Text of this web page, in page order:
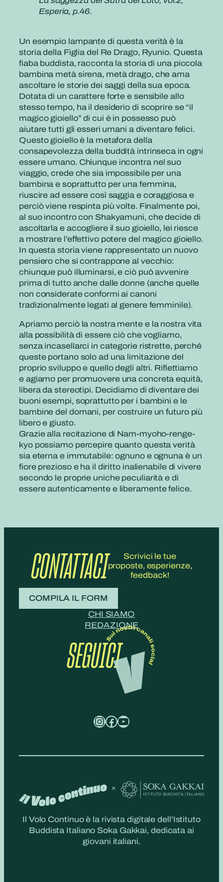
Esperia, p.46.
Un esempio lampante di questa verità è la
storia della Figlia del Re Drago, Ryunio. Questa
fiaba buddista, racconta la storia di una piccola
bambina metà sirena, metà drago, che ama
ascoltare le storie dei saggi della sua epoca.
Dotata di un carattere forte e sensibile allo
stesso tempo, ha il desiderio di scoprire se “il
magico gioiello” di cui è in possesso può
aiutare tutti gli esseri umani a diventare felici.
Questo gioiello è la metafora della
consapevolezza della buddità intrinseca in ogni
essere umano. Chiunque incontra nel suo
viaggio, crede che sia impossibile per una
bambina e soprattutto per una femmina,
riuscire ad essere così saggia e coraggiosa e
perciò viene respinta più volte. Finalmente poi,
al suo incontro con Shakyamuni, che decide di
ascoltarla e accogliere il suo gioiello, lei riesce
a mostrare l’effettivo potere del magico gioiello.
In questa storia viene rappresentato un nuovo
pensiero che si contrappone al vecchio:
chiunque può illuminarsi, e ciò può avvenire
prima di tutto anche dalle donne (anche quelle
non considerate conformi ai canoni
tradizionalmente legati al genere femminile).
Apriamo perciò la nostra mente e la nostra vita
alla possibilità di essere ciò che vogliamo,
senza incasellarci in categorie ristrette, perché
queste portano solo ad una limitazione del
proprio sviluppo e quello degli altri. Riflettiamo
e agiamo per promuovere una concreta equità,
libera da stereotipi. Decidiamo di diventare dei
buoni esempi, soprattutto per i bambini e le
bambine del domani, per costruire un futuro più
libero e giusto.
Grazie alla recitazione di Nam-myoho-renge-
kyo possiamo percepire quanto questa verità
sia eterna e immutabile: ognuno e ognuna è un
fiore prezioso e ha il diritto inalienabile di vivere
secondo le proprie uniche peculiarità e di
essere autenticamente e liberamente felice.
CONTATTACI
Scrivici le tue
proposte, esperienze,
feedback!
COMPILA IL FORM
CHI SIAMO
REDAZIONE
SEGUICI
InstagramFacebook YouTube
Il Volo Continuo è la rivista digitale dell’Istituto
Buddista Italiano Soka Gakkai, dedicata ai
giovani italiani.